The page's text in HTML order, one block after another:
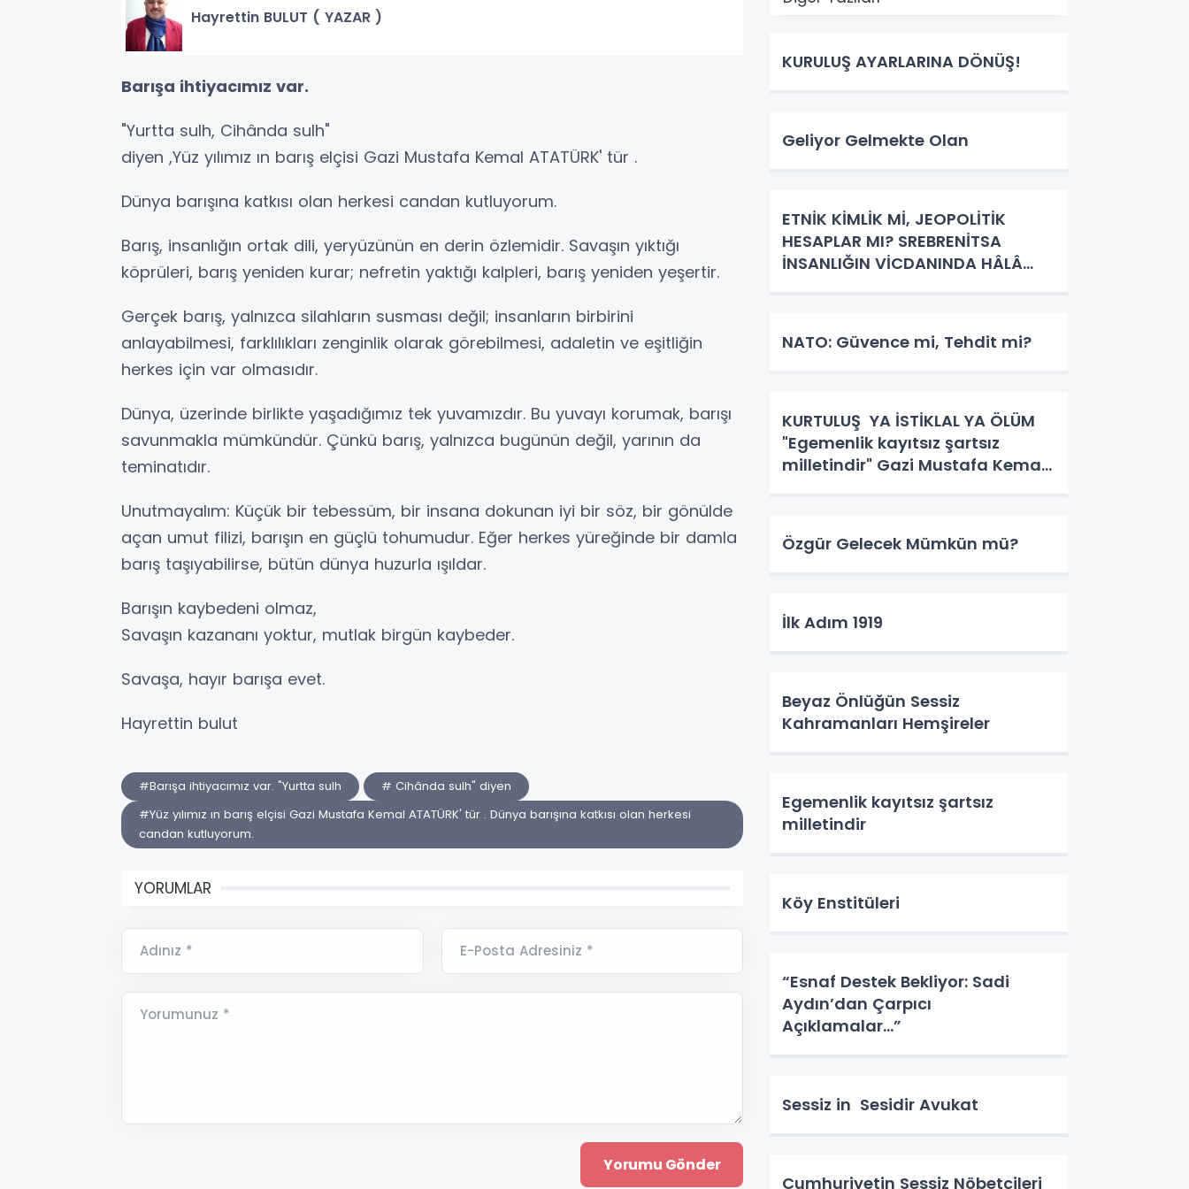
Hayrettin BULUT ( YAZAR )
Barışa ihtiyacımız var.
"Yurtta sulh, Cihânda sulh"
diyen ,Yüz yılımız ın barış elçisi Gazi Mustafa Kemal ATATÜRK' tür .
Dünya barışına katkısı olan herkesi candan kutluyorum.
Barış, insanlığın ortak dili, yeryüzünün en derin özlemidir. Savaşın yıktığı
köprüleri, barış yeniden kurar; nefretin yaktığı kalpleri, barış yeniden yeşertir.
Gerçek barış, yalnızca silahların susması değil; insanların birbirini
anlayabilmesi, farklılıkları zenginlik olarak görebilmesi, adaletin ve eşitliğin
herkes için var olmasıdır.
Dünya, üzerinde birlikte yaşadığımız tek yuvamızdır. Bu yuvayı korumak, barışı
savunmakla mümkündür. Çünkü barış, yalnızca bugünün değil, yarının da
teminatıdır.
Unutmayalım: Küçük bir tebessüm, bir insana dokunan iyi bir söz, bir gönülde
açan umut filizi, barışın en güçlü tohumudur. Eğer herkes yüreğinde bir damla
barış taşıyabilirse, bütün dünya huzurla ışıldar.
Barışın kaybedeni olmaz,
Savaşın kazananı yoktur, mutlak birgün kaybeder.
Savaşa, hayır barışa evet.
Hayrettin bulut
#Barışa ihtiyacımız var. "Yurtta sulh
# Cihânda sulh" diyen
#Yüz yılımız ın barış elçisi Gazi Mustafa Kemal ATATÜRK' tür . Dünya barışına katkısı olan herkesi
candan kutluyorum.
YORUMLAR
Adınız * E-Posta Adresiniz *
Yorumunuz *
KURULUŞ AYARLARINA DÖNÜŞ!
Geliyor Gelmekte Olan
ETNİK KİMLİK Mİ, JEOPOLİTİK
HESAPLAR MI? SREBRENİTSA
İNSANLIĞIN VİCDANINDA HÂLÂ
NATO: Güvence mi, Tehdit mi?
KURTULUŞ YA İSTİKLAL YA ÖLÜM
"Egemenlik kayıtsız şartsız
milletindir" Gazi Mustafa Kemal
Özgür Gelecek Mümkün mü?
İlk Adım 1919
Beyaz Önlüğün Sessiz
Kahramanları Hemşireler
Egemenlik kayıtsız şartsız
milletindir
Köy Enstitüleri
“Esnaf Destek Bekliyor: Sadi
Aydın’dan Çarpıcı
Açıklamalar…”
Sessiz in Sesidir Avukat
Cumhuriyetin Sessiz Nöbetçileri